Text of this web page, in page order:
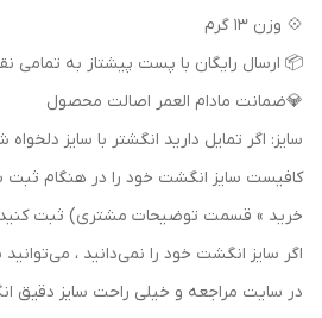
💠 وزن 13 گرم
📦 ارسال رایگان با پست پیشتاز به تمامی
💎ضمانت مادام العمر اصالت محصول
سایز: اگر تمایل دارید انگشتر با سایز
کافیست سایز انگشت خود را در هنگام
خرید » قسمت توضیحات مشتری) ثبت
اگر سایز انگشت خود را نمی‌دانید ،
در سایت مراجعه و خیلی راحت سایز دقیق